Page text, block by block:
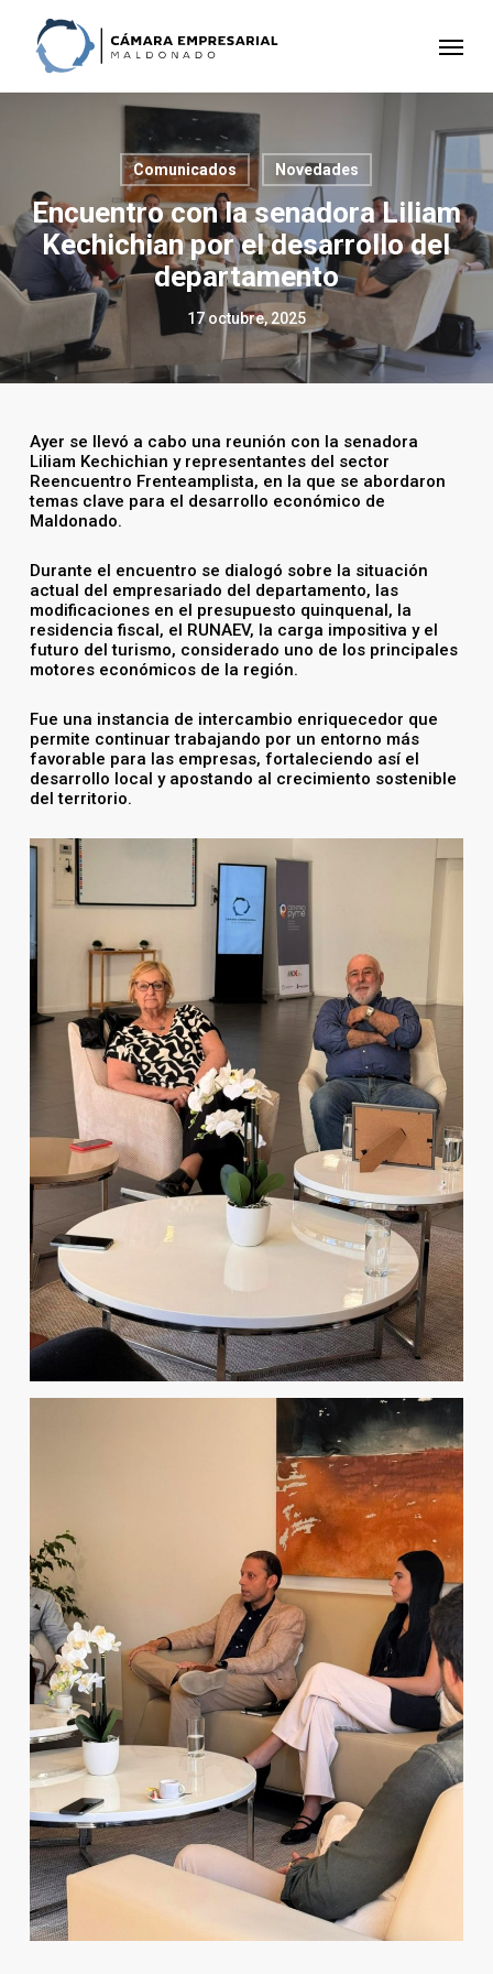
main
content
Comunicados Novedades
Encuentro con la senadora Liliam
Kechichian por el desarrollo del
departamento
17 octubre, 2025
Ayer se llevó a cabo una reunión con la senadora
Liliam Kechichian y representantes del sector
Reencuentro Frenteamplista, en la que se abordaron
temas clave para el desarrollo económico de
Maldonado.
Durante el encuentro se dialogó sobre la situación
actual del empresariado del departamento, las
modificaciones en el presupuesto quinquenal, la
residencia fiscal, el RUNAEV, la carga impositiva y el
futuro del turismo, considerado uno de los principales
motores económicos de la región.
Fue una instancia de intercambio enriquecedor que
permite continuar trabajando por un entorno más
favorable para las empresas, fortaleciendo así el
desarrollo local y apostando al crecimiento sostenible
del territorio.